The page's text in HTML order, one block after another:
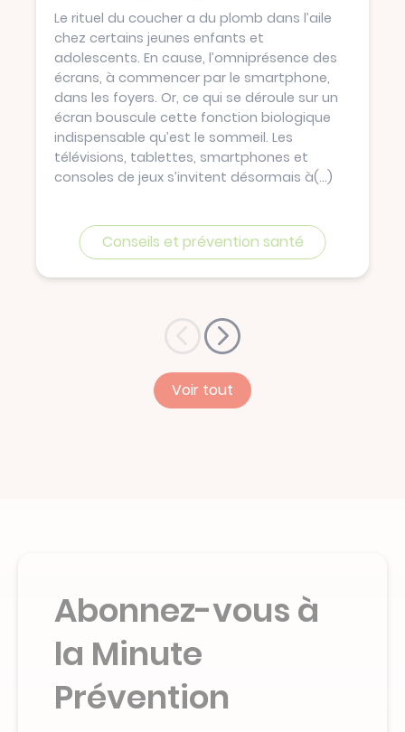
Le rituel du coucher a du plomb dans l’aile
chez certains jeunes enfants et
adolescents. En cause, l’omniprésence des
écrans, à commencer par le smartphone,
dans les foyers. Or, ce qui se déroule sur un
écran bouscule cette fonction biologique
indispensable qu’est le sommeil. Les
télévisions, tablettes, smartphones et
consoles de jeux s’invitent désormais à(...)
Conseils et prévention santé
Voir tout
Abonnez-vous à
la Minute
Prévention